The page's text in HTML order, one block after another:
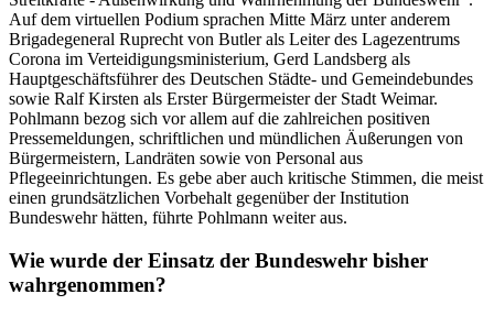
Auf dem virtuellen Podium sprachen Mitte März unter anderem
Brigadegeneral Ruprecht von Butler als Leiter des Lagezentrums
Corona im Verteidigungsministerium, Gerd Landsberg als
Hauptgeschäftsführer des Deutschen Städte- und Gemeindebundes
sowie Ralf Kirsten als Erster Bürgermeister der Stadt Weimar.
Pohlmann bezog sich vor allem auf die zahlreichen positiven
Pressemeldungen, schriftlichen und mündlichen Äußerungen von
Bürgermeistern, Landräten sowie von Personal aus
Pflegeeinrichtungen. Es gebe aber auch kritische Stimmen, die meist
einen grundsätzlichen Vorbehalt gegenüber der Institution
Bundeswehr hätten, führte Pohlmann weiter aus.
Wie wurde der Einsatz der Bundeswehr bisher
wahrgenommen?